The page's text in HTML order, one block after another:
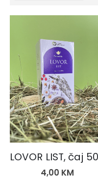
ČAJEVI
4,00 KM